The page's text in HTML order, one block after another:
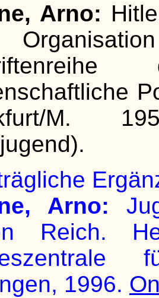
Arno:
M.
Arno:
Reich.
1996.